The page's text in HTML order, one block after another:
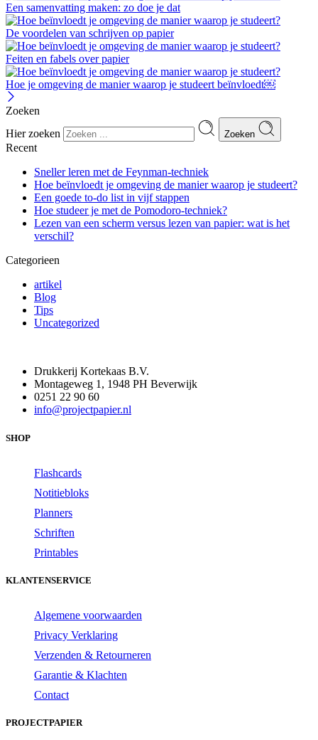
Een samenvatting maken: zo doe je dat
De voordelen van schrijven op papier
Feiten en fabels over papier
Hoe je omgeving de manier waarop je studeert beïnvloedt￼
Zoeken
Hier zoeken
Zoeken
Recent
Sneller leren met de Feynman-techniek
Hoe beïnvloedt je omgeving de manier waarop je studeert?
Een goede to-do list in vijf stappen
Hoe studeer je met de Pomodoro-techniek?
Lezen van een scherm versus lezen van papier: wat is het
verschil?
Categorieen
artikel
Blog
Tips
Uncategorized
Drukkerij Kortekaas B.V.
Montageweg 1, 1948 PH Beverwijk
0251 22 90 60
info@projectpapier.nl
SHOP
Flashcards
Notitiebloks
Planners
Schriften
Printables
KLANTENSERVICE
Algemene voorwaarden
Privacy Verklaring
Verzenden & Retourneren
Garantie & Klachten
Contact
PROJECTPAPIER